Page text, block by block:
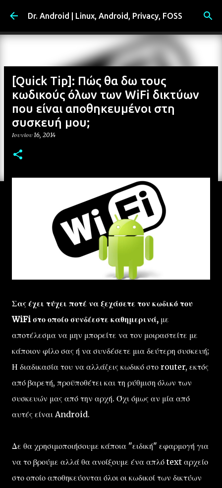
Μετάβαση στο κύριο περιεχόμενο
Dr. Android | Linux, Android, Privacy, FOSS
[Quick Tip]: Πώς θα δω τους
κωδικούς όλων των WiFi δικτύων
που είναι αποθηκευμένοι στη
συσκευή μου;
Ιουνίου 16, 2014
Σας έχει τύχει ποτέ να ξεχάσετε τον κωδικό του
WiFi στο οποίο συνδέεστε καθημερινά, με
αποτέλεσμα να μην μπορείτε να τον μοιραστείτε με
κάποιον φίλο σας ή να συνδέσετε μια δεύτερη συσκευή;
Η διαδικασία του να αλλάζεις κωδικό στο router, εκτός
από βαρετή, προϋποθέτει και τη ρύθμιση όλων των
συσκευών μας από την αρχή. Όχι όμως αν μία από
αυτές είναι Android.
Δε θα χρησιμοποιήσουμε κάποια "ειδική" εφαρμογή για
να το βρούμε αλλά θα ανοίξουμε ένα απλό text αρχείο
στο οποίο αποθηκεύονται όλοι οι κωδικοί των δικτύων